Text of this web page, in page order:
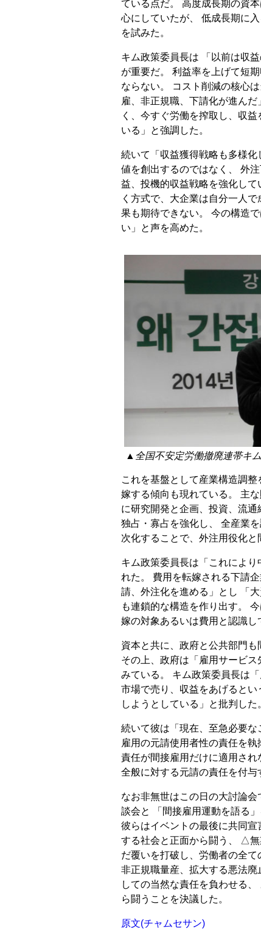
ている点だ。 高度成長期の資
心にしていたが、 低成長期に
を試みた。
キム政策委員長は 「以前は収
が重要だ。 利益率を上げて短
ならない。 コスト削減の核心
雇、非正規職、下請化が進ん
く、今すぐ労働を搾取し、収
いる」と強調した。
続いて「収益獲得戦略も多様
値を創出するのではなく、 外
益、投機的収益戦略を強化し
く方式で、大企業は自分一人
果も期待できない。 今の構造
い」と声を高めた。
▲全国不安定労働撤廃連帯キ
これを基盤として産業構造調
嫁する傾向も現れている。 主
に研究開発と企画、投資、流
独占・寡占を強化し、 全産業
次化することで、外注用役化と
キム政策委員長は「これによ
れた。 費用を転嫁される下請
請、外注化を進める」とし 「
も連鎖的な構造を作り出す。
嫁の対象あるいは費用と認識し
資本と共に、政府と公共部門も
その上、政府は「雇用サービ
みている。 キム政策委員長は
市場で売り、収益をあげると
しようとしている」と批判した
続いて彼は「現在、至急必要
雇用の元請使用者性の責任を
責任が間接雇用だけに適用さ
全般に対する元請の責任を付与
なお非無世はこの日の大討論
談会と 「間接雇用運動を語る
彼らはイベントの最後に共同
する社会と正面から闘う、 △
だ覆いを打破し、労働者の全
非正規職量産、拡大する悪法
しての当然な責任を負わせる
ら闘うことを決議した。
原文(チャムセサン)